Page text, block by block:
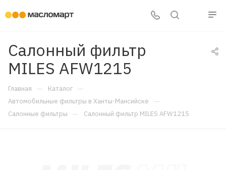
Салонный фильтр
MILES AFW1215
Главная — Каталог —
Автомобильные фильтры в Ханты-Мансийске —
Салонные фильтры — Салонный фильтр MILES AFW1215